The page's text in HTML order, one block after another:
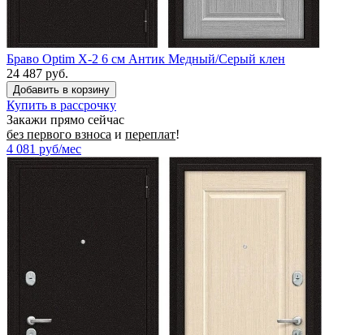
Браво Optim X-2 6 см Антик Медный/Серый клен
24 487 руб.
Купить в рассрочку
Закажи прямо сейчас
без первого взноса и переплат!
4 081 руб/мес